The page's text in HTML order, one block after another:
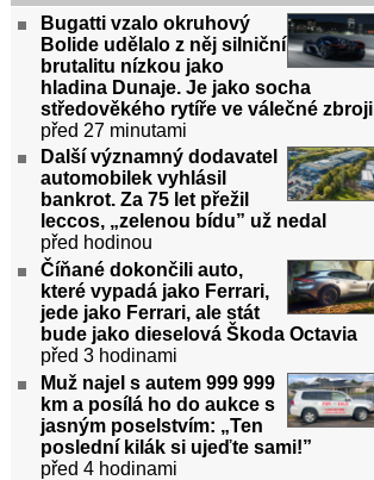
Bugatti vzalo okruhový
Bolide udělalo z něj silniční
brutalitu nízkou jako
hladina Dunaje. Je jako socha
středověkého rytíře ve válečné zbroji
před 27 minutami
Další významný dodavatel
automobilek vyhlásil
bankrot. Za 75 let přežil
leccos, „zelenou bídu” už nedal
před hodinou
Číňané dokončili auto,
které vypadá jako Ferrari,
jede jako Ferrari, ale stát
bude jako dieselová Škoda Octavia
před 3 hodinami
Muž najel s autem 999 999
km a posílá ho do aukce s
jasným poselstvím: „Ten
poslední kilák si ujeďte sami!”
před 4 hodinami